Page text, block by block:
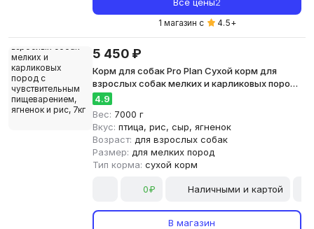
1 магазин с 4.5+
5 450 ₽
Корм для собак Pro Plan Сухой корм для
взрослых собак мелких и карликовых пород
с чувствительным пищеварением, ягненок и
рис, 7кг
4.9
Вес: 7000 г
Вкус: птица, рис, сыр, ягненок
Возраст: для взрослых собак
Размер: для мелких пород
Тип корма: сухой корм
0₽ Наличными и картой
В магазин